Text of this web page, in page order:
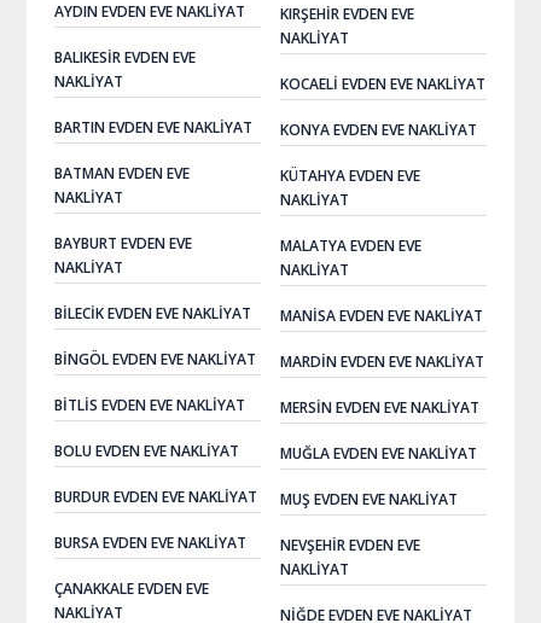
AYDIN EVDEN EVE NAKLIYAT
BALIKESIR EVDEN EVE
NAKLIYAT
BARTIN EVDEN EVE NAKLIYAT
BATMAN EVDEN EVE
NAKLIYAT
BAYBURT EVDEN EVE
NAKLIYAT
BILECIK EVDEN EVE NAKLIYAT
BINGÖL EVDEN EVE NAKLIYAT
BITLIS EVDEN EVE NAKLIYAT
BOLU EVDEN EVE NAKLIYAT
BURDUR EVDEN EVE NAKLIYAT
BURSA EVDEN EVE NAKLIYAT
ÇANAKKALE EVDEN EVE
NAKLIYAT
KIRŞEHIR EVDEN EVE
NAKLIYAT
KOCAELI EVDEN EVE NAKLIYAT
KONYA EVDEN EVE NAKLIYAT
KÜTAHYA EVDEN EVE
NAKLIYAT
MALATYA EVDEN EVE
NAKLIYAT
MANISA EVDEN EVE NAKLIYAT
MARDIN EVDEN EVE NAKLIYAT
MERSIN EVDEN EVE NAKLIYAT
MUĞLA EVDEN EVE NAKLIYAT
MUŞ EVDEN EVE NAKLIYAT
NEVŞEHIR EVDEN EVE
NAKLIYAT
NIĞDE EVDEN EVE NAKLIYAT